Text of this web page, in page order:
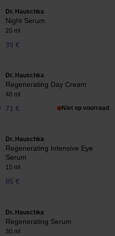
Dr. Hauschka
Night Serum
20 ml
39 €
Dr. Hauschka
Regenerating Day Cream
40 ml
71 € Niet op voorraad
Dr. Hauschka
Regenerating Intensive Eye
Serum
15 ml
85 €
Dr. Hauschka
Regenerating Serum
30 ml